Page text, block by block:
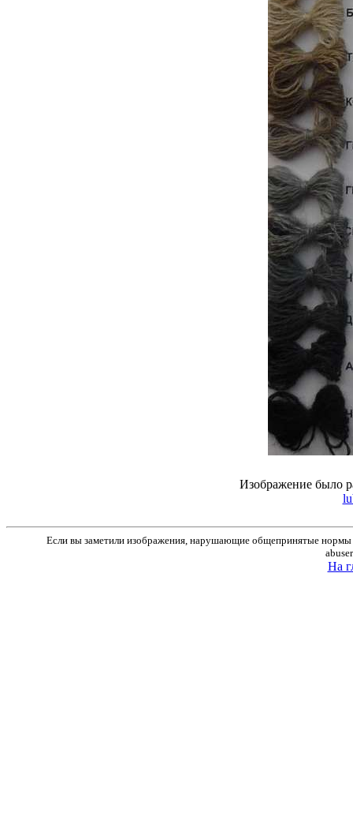
Изображение было
Если вы заметили изображения, нарушающие общепринятые нормы
На